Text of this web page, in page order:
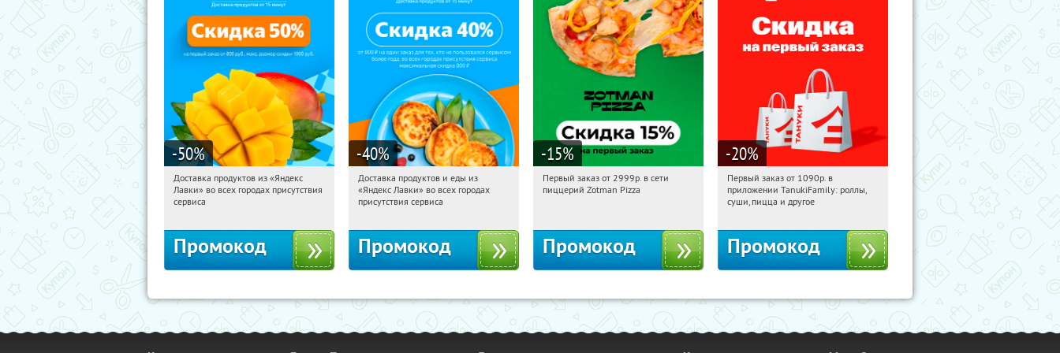
-50%
13:29:48 Получили:
Россия
Доставка продуктов из «Яндекс
Лавки» во всех городах присутствия
сервиса
Промокод
-40%
13:29:48 Получили:
Россия
Доставка продуктов и еды из
«Яндекс Лавки» во всех городах
присутствия сервиса
Промокод
-15%
13:29:48 Получили:
Первый заказ от 2999р. в сети
пиццерий Zotman Pizza
Промокод
-20%
13:29:48 Получили:
Россия
Первый заказ от 1090р. в
приложении TanukiFamily: роллы,
суши, пицца и другое
Промокод